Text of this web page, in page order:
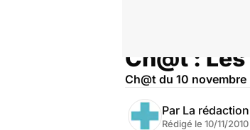
Ch@t :
Ch@t du 10
Par La
Rédigé le 10/11/2010